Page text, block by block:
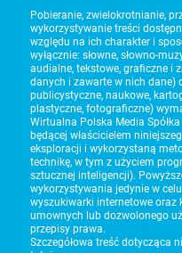
Pobieranie, zwielokrotnianie,
wykorzystywanie treści
względu na ich charakter i
wyłącznie: słowne, słowno-
audialne, tekstowe, graficzne i
danych i zawarte w nich dane)
publicystyczne, naukowe,
plastyczne, fotograficzne)
Wirtualna Polska Media
będącej właścicielem
eksploracji i wykorzystaną
technikę, w tym z użyciem
sztucznej inteligencji).
wykorzystywania jedynie w
wyszukiwarki internetowe
umownych lub dozwolonego
przepisy prawa.
Szczegółowa treść dotycząca